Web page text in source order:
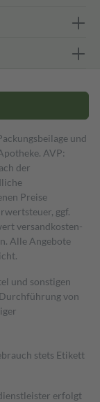
und
AVP:
der
Preise
ggf.
versand­kosten­
Alle Angebote
und sonstigen
von
stets Etikett
erfolgt